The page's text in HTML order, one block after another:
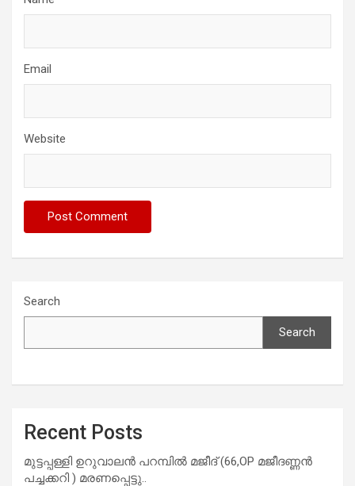
Email
Website
Search
Search
Recent Posts
മുട്ടപ്പള്ളി ഉറുവാലൻ പറമ്പിൽ മജീദ് (66,OP മജീദണ്ണൻ
പച്ചക്കറി ) മരണപ്പെട്ടു..